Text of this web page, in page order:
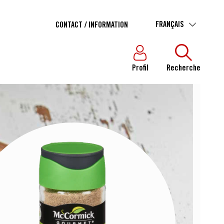
CONTACT / INFORMATION FRANÇAIS
Profil Recherche